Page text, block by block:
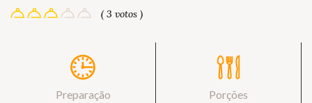
( 3 votos )
Preparação Porções